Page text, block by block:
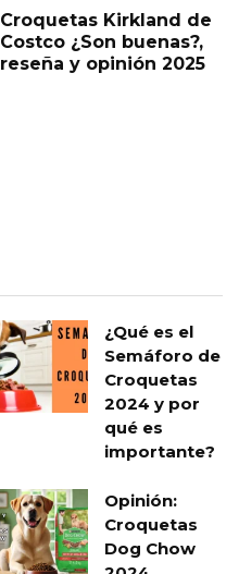
Croquetas Kirkland de
Costco ¿Son buenas?,
reseña y opinión 2025
¿Qué es el
Semáforo de
Croquetas
2024 y por
qué es
importante?
Opinión:
Croquetas
Dog Chow